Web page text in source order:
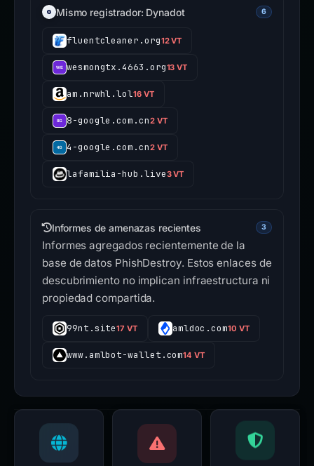
Mismo registrador: Dynadot 6
fluentcleaner.org12 VT
wesmongtx.4663.org13 VT
am.nrwhl.lol16 VT
8-google.com.cn2 VT
4-google.com.cn2 VT
lafamilia-hub.live3 VT
Informes de amenazas recientes 3
Informes agregados recientemente de la
base de datos PhishDestroy. Estos enlaces de
descubrimiento no implican infraestructura ni
propiedad compartida.
99nt.site17 VT amldoc.com10 VT
www.amlbot-wallet.com14 VT